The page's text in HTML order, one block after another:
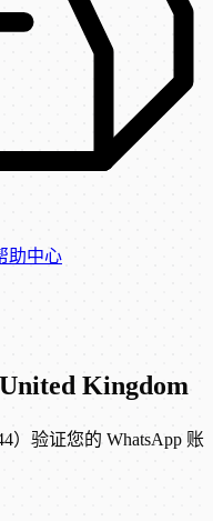
助中心
Kingdom
）验证您的 WhatsApp 账